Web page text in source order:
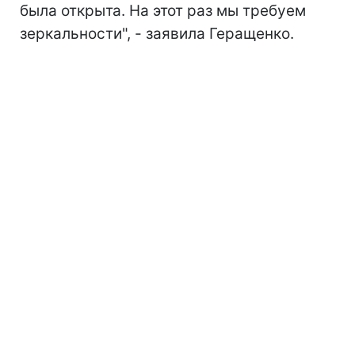
была открыта. На этот раз мы требуем
зеркальности", - заявила Геращенко.